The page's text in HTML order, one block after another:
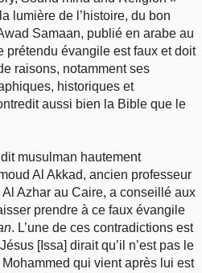
lumière de l’histoire, du bon
Samaan, publié en arabe au
prétendu évangile est faux et doit
raisons, notamment ses
historiques et
aussi bien la Bible que le
musulman hautement
Al Akkad, ancien professeur
Azhar au Caire, a conseillé aux
prendre à ce faux évangile
. L’une de ces contradictions est
[Issa] dirait qu’il n’est pas le
qui vient après lui est